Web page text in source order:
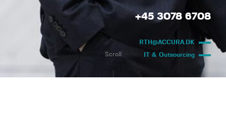
+45 3078 6708
RTH@ACCURA.DK
IT & Outsourcing
Scroll